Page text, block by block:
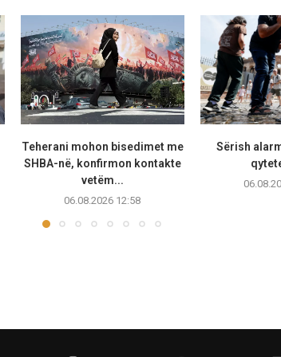
Teherani mohon bisedimet me
SHBA-në, konfirmon kontakte
vetëm...
06.08.2026 12:58
Sërish